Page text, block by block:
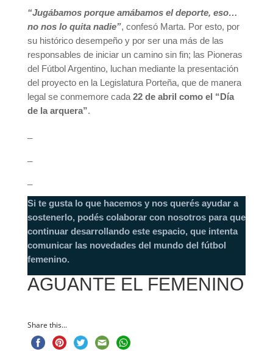
“Jugábamos porque amábamos el deporte, eso…
no nos lo quita nadie”, confesó Marta. Por esto, por
su histórico desempeño y por ser una más de las
responsables de iniciar un camino sin fin; las Pioneras
del Fútbol Argentino, luchan mediante la presentación
del proyecto en la Legislatura Porteña, que de manera
legal se conmemore cada22 de abril como el “Día
de la arquera”.
Si te gusta lo que hacemos y nos querés ayudar a
sostenerlo, podés colaborar con nosotros para que
continuar desarrollando este espacio, que intenta
comunicar las novedades del mundo del fútbol
femenino.
AGUANTE EL FEMENINO
Share this...